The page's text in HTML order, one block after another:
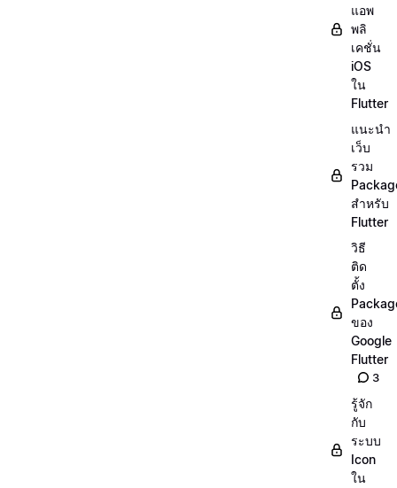
แอพ
พลิ
เคชั่น
iOS
ใน
Flutter
แนะนำ
เว็บ
รวม
สำหรับ
Flutter
วิธี
ติด
ตั้ง
ของ
Google
Flutter
3
รู้จัก
กับ
ระบบ
Icon
ใน